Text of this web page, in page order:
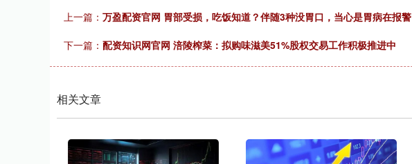
上一篇： 万盈配资官网 胃部受损，吃饭知道？伴随3种没胃口，当心是胃病在报警
下一篇： 配资知识网官网 涪陵榨菜：拟购味滋美51%股权交易工作积极推进中
相关文章